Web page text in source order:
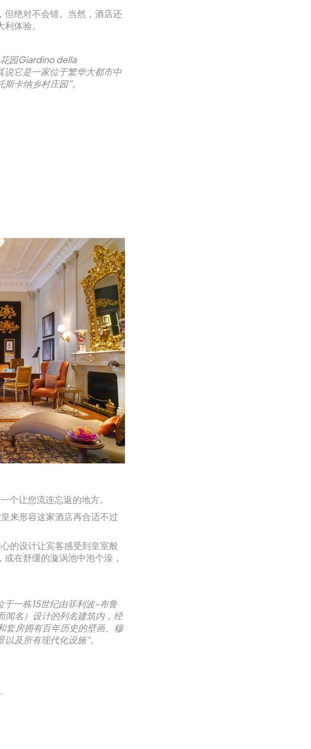
但绝对不会错。当然，酒店还
体验。
园Giardino della
它是一家位于繁华大都市中
卡纳乡村庄园”。
个让您流连忘返的地方。
来形容这家酒店再合适不过
的设计让宾客感受到皇室般
在舒缓的漩涡池中泡个澡，
于一栋15世纪由菲利波-布鲁
名）设计的列名建筑内，经
套房拥有百年历史的壁画、穆
及所有现代化设施”。